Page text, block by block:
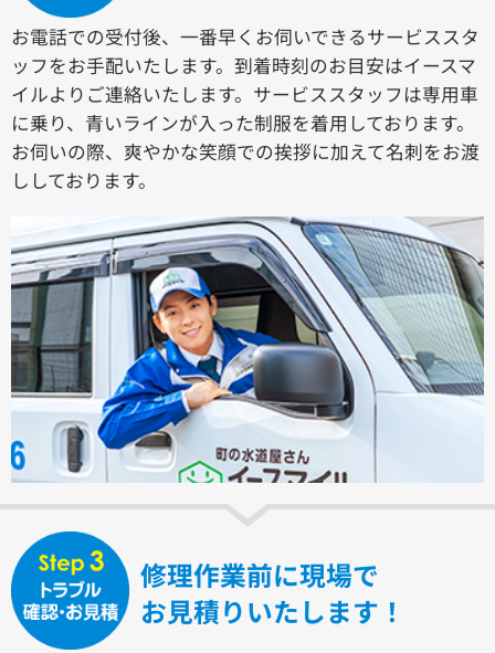
お電話での受付後、一番早くお伺いできるサービススタ
ッフをお手配いたします。到着時刻のお目安はイースマ
イルよりご連絡いたします。サービススタッフは専用車
に乗り、青いラインが入った制服を着用しております。
お伺いの際、爽やかな笑顔での挨拶に加えて名刺をお渡
ししております。
修理作業前に現場で
お見積りいたします！